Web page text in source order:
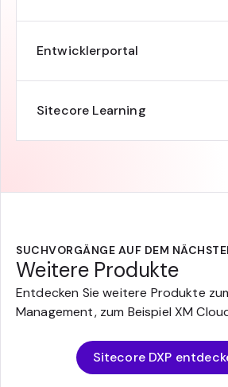
Entwicklerportal
Sitecore Learning
SUCHVORGÄNGE AUF DEM
Weitere Produkte
Entdecken Sie weitere Produkte
Management, zum Beispiel XM
Sitecore DXP